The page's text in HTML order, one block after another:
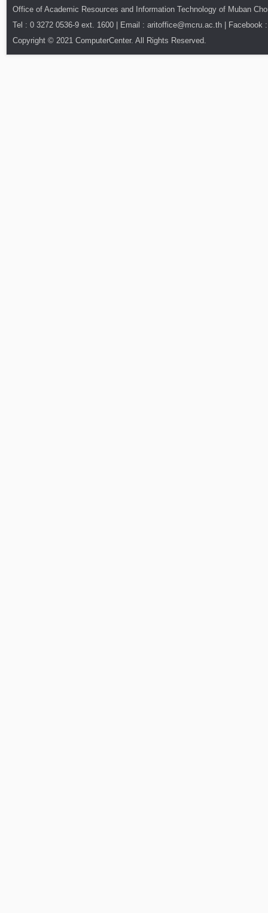
Office of Academic Resources and Information Technology of Muban
Tel : 0 3272 0536-9 ext. 1600 | Email : aritoffice@mcru.ac.th | Facebook
Copyright © 2021 ComputerCenter. All Rights Reserved.